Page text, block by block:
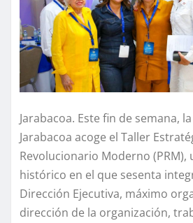
Jarabacoa. Este fin de semana,
Jarabacoa acoge el Taller
Revolucionario Moderno (PRM),
histórico en el que sesenta
Dirección Ejecutiva, máximo
dirección de la organización,